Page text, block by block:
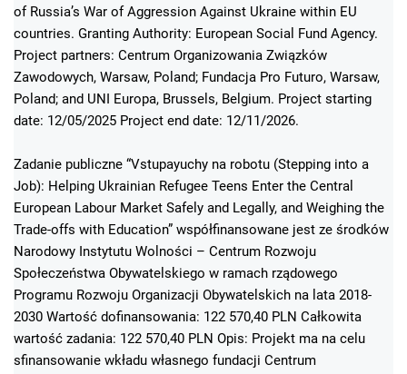
of Russia’s War of Aggression Against Ukraine within EU
countries. Granting Authority: European Social Fund Agency.
Project partners: Centrum Organizowania Związków
Zawodowych, Warsaw, Poland; Fundacja Pro Futuro, Warsaw,
Poland; and UNI Europa, Brussels, Belgium. Project starting
date: 12/05/2025 Project end date: 12/11/2026.
Zadanie publiczne “Vstupayuchy na robotu (Stepping into a
Job): Helping Ukrainian Refugee Teens Enter the Central
European Labour Market Safely and Legally, and Weighing the
Trade-offs with Education” współfinansowane jest ze środków
Narodowy Instytutu Wolności – Centrum Rozwoju
Społeczeństwa Obywatelskiego w ramach rządowego
Programu Rozwoju Organizacji Obywatelskich na lata 2018-
2030 Wartość dofinansowania: 122 570,40 PLN Całkowita
wartość zadania: 122 570,40 PLN Opis: Projekt ma na celu
sfinansowanie wkładu własnego fundacji Centrum